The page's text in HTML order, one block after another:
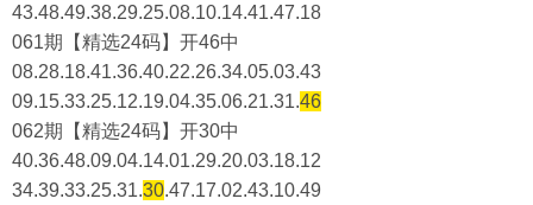
43.48.49.38.29.25.08.10.14.41.47.18
061期【精选24码】开46中
08.28.18.41.36.40.22.26.34.05.03.43
09.15.33.25.12.19.04.35.06.21.31.46
062期【精选24码】开30中
40.36.48.09.04.14.01.29.20.03.18.12
34.39.33.25.31.30.47.17.02.43.10.49